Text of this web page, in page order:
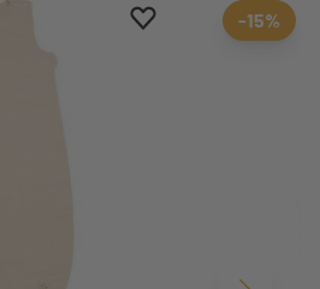
Ajouter aux favoris
Supprimer des
-15%